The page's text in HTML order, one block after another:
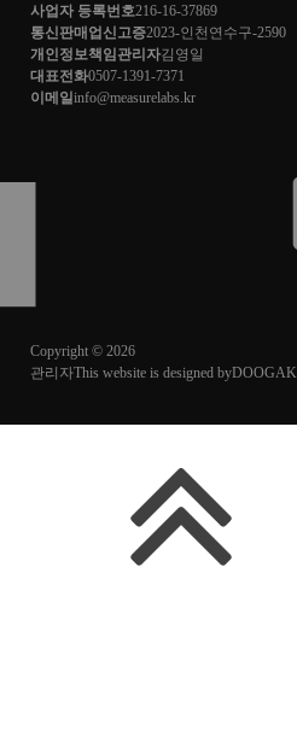
사업자 등록번호216-16-37869
통신판매업신고증2023-인천연수구-2590
개인정보책임관리자김영일
대표전화0507-1391-7371
이메일info@measurelabs.kr
Copyright © 2026
관리자This website is designed byDOOGAK